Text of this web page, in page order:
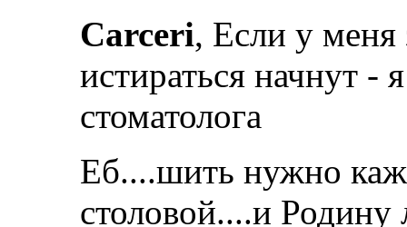
Carceri, Если у
истираться начнут -
стоматолога
Еб....шить нужно
столовой....и